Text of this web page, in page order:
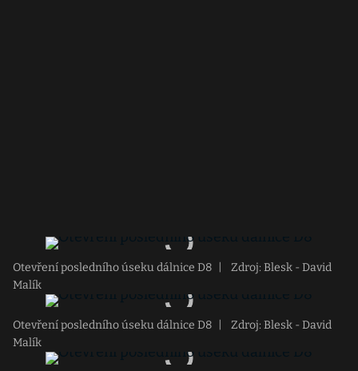
Otevření posledního úseku dálnice D8
Zdroj: Blesk - David
Malík
Otevření posledního úseku dálnice D8
Zdroj: Blesk - David
Malík